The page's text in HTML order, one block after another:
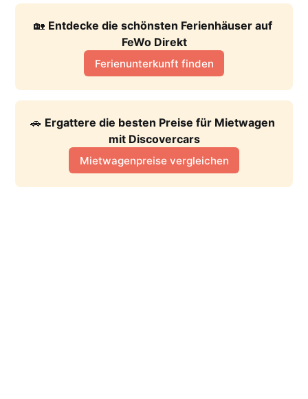
🏡 Entdecke die schönsten Ferienhäuser auf
FeWo Direkt
Ferienunterkunft finden
🚗 Ergattere die besten Preise für Mietwagen
mit Discovercars
Mietwagenpreise vergleichen